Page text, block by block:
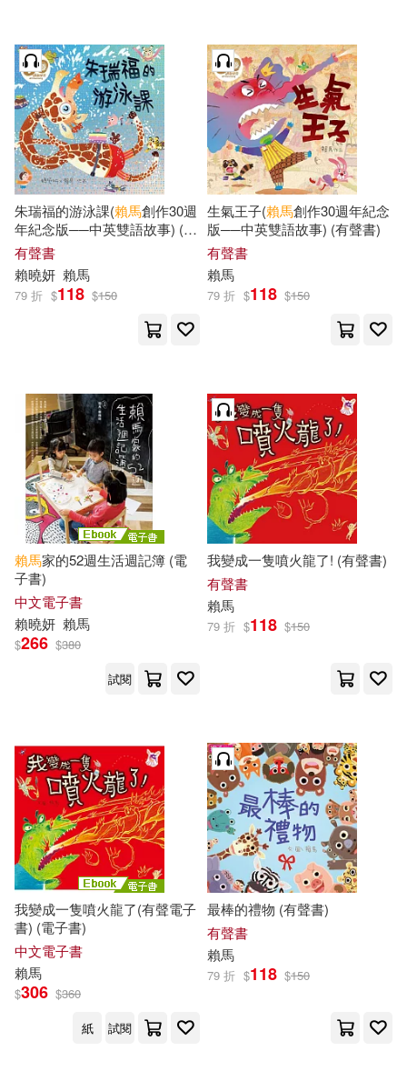
朱瑞福的游泳課(賴馬創作30週
年紀念版──中英雙語故事) (有
聲書)
有聲書
賴曉妍 賴馬
79 折 $118 $150
生氣王子(賴馬創作30週年紀念
版──中英雙語故事) (有聲書)
有聲書
賴馬
79 折 $118 $150
賴馬家的52週生活週記簿 (電
子書)
中文電子書
賴曉妍 賴馬
$266 $380
試閱
我變成一隻噴火龍了! (有聲書)
有聲書
賴馬
79 折 $118 $150
我變成一隻噴火龍了(有聲電子
書) (電子書)
中文電子書
賴馬
$306 $360
紙
試閱
最棒的禮物 (有聲書)
有聲書
賴馬
79 折 $118 $150